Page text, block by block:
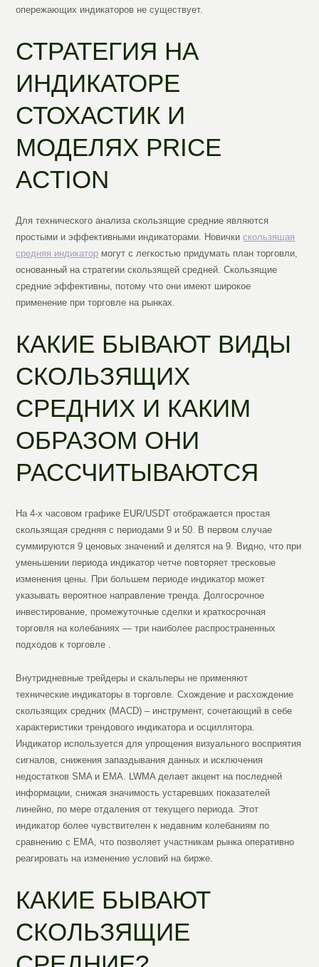
опережающих индикаторов не существует.
СТРАТЕГИЯ НА
ИНДИКАТОРЕ
СТОХАСТИК И
МОДЕЛЯХ PRICE
ACTION
Для технического анализа скользящие средние являются
простыми и эффективными индикаторами. Новичкискользящая
средняя индикатор могут с легкостью придумать план торговли,
основанный на стратегии скользящей средней. Скользящие
средние эффективны, потому что они имеют широкое
применение при торговле на рынках.
КАКИЕ БЫВАЮТ ВИДЫ
СКОЛЬЗЯЩИХ
СРЕДНИХ И КАКИМ
ОБРАЗОМ ОНИ
РАССЧИТЫВАЮТСЯ
На 4-х часовом графике EUR/USDT отображается простая
скользящая средняя с периодами 9 и 50. В первом случае
суммируются 9 ценовых значений и делятся на 9. Видно, что при
уменьшении периода индикатор четче повторяет тресковые
изменения цены. При большем периоде индикатор может
указывать вероятное направление тренда. Долгосрочное
инвестирование, промежуточные сделки и краткосрочная
торговля на колебаниях — три наиболее распространенных
подходов к торговле .
Внутридневные трейдеры и скальперы не применяют
технические индикаторы в торговле. Схождение и расхождение
скользящих средних (MACD) – инструмент, сочетающий в себе
характеристики трендового индикатора и осциллятора.
Индикатор используется для упрощения визуального восприятия
сигналов, снижения запаздывания данных и исключения
недостатков SMA и EMA. LWMA делает акцент на последней
информации, снижая значимость устаревших показателей
линейно, по мере отдаления от текущего периода. Этот
индикатор более чувствителен к недавним колебаниям по
сравнению с EMA, что позволяет участникам рынка оперативно
реагировать на изменение условий на бирже.
КАКИЕ БЫВАЮТ
СКОЛЬЗЯЩИЕ